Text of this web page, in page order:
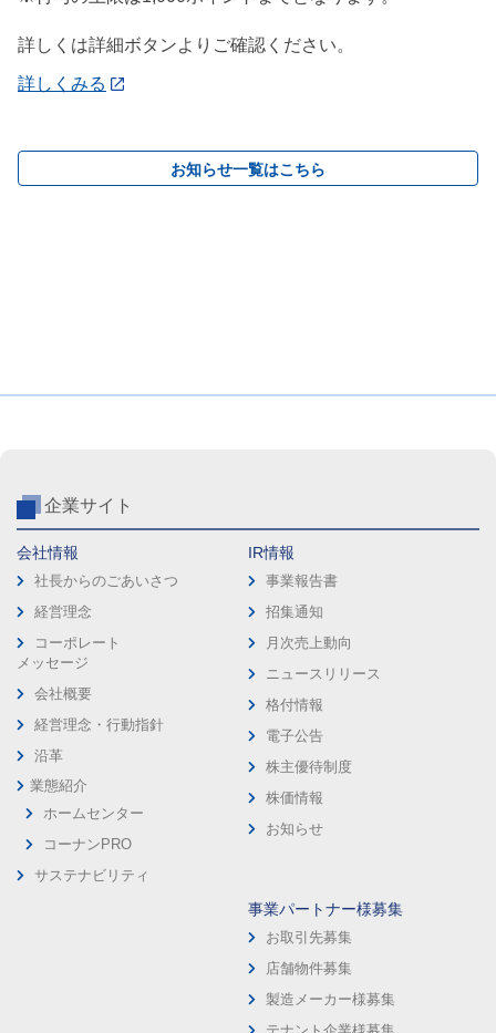
詳しくは詳細ボタンよりご確認ください。
詳しくみる
お知らせ一覧はこちら
企業サイト
会社情報
社長からのごあいさつ
経営理念
コーポレート
メッセージ
会社概要
経営理念・行動指針
沿革
業態紹介
ホームセンター
コーナンPRO
サステナビリティ
IR情報
事業報告書
招集通知
月次売上動向
ニュースリリース
格付情報
電子公告
株主優待制度
株価情報
お知らせ
事業パートナー様募集
お取引先募集
店舗物件募集
製造メーカー様募集